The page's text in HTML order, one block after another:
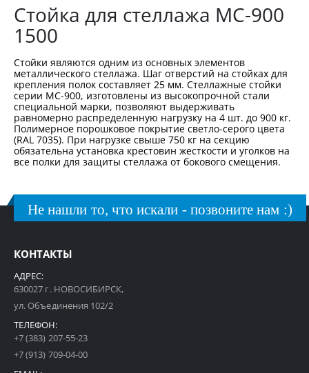
Стойка для стеллажа МС-900
1500
Стойки являются одним из основных элементов
металлического стеллажа. Шаг отверстий на стойках для
крепления полок составляет 25 мм. Стеллажные стойки
серии МС-900, изготовлены из высокопрочной стали
специальной марки, позволяют выдерживать
равномерно распределенную нагрузку на 4 шт. до 900 кг.
Полимерное порошковое покрытие светло-серого цвета
(RAL 7035). При нагрузке свыше 750 кг на секцию
обязательна установка крестовин жесткости и уголков на
все полки для защиты стеллажа от бокового смещения.
Не нашли то, что искали - позвоните нам :)
КОНТАКТЫ
АДРЕС:
630027 г. НОВОСИБИРСК,
ул. Объединения 102/2
ТЕЛЕФОН:
+7 (383) 207-55-23
+7 (913) 709-04-00